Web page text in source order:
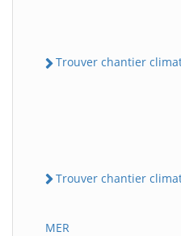
Trouver chantier
Trouver chantier
MER